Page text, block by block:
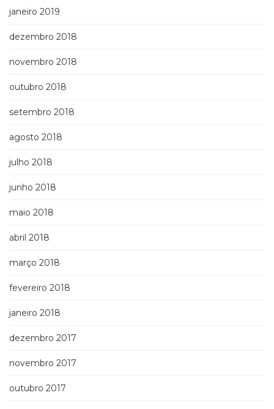
janeiro 2019
dezembro 2018
novembro 2018
outubro 2018
setembro 2018
agosto 2018
julho 2018
junho 2018
maio 2018
abril 2018
março 2018
fevereiro 2018
janeiro 2018
dezembro 2017
novembro 2017
outubro 2017